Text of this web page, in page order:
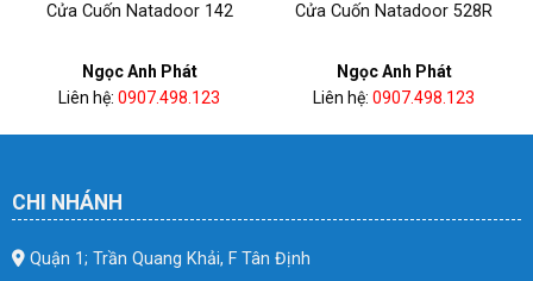
Cửa Cuốn Natadoor 142
Ngọc Anh Phát
Liên hệ: 0907.498.123
Cửa Cuốn Natadoor 528R
Ngọc Anh Phát
Liên hệ: 0907.498.123
CHI NHÁNH
Quận 1; Trần Quang Khải, F Tân Định